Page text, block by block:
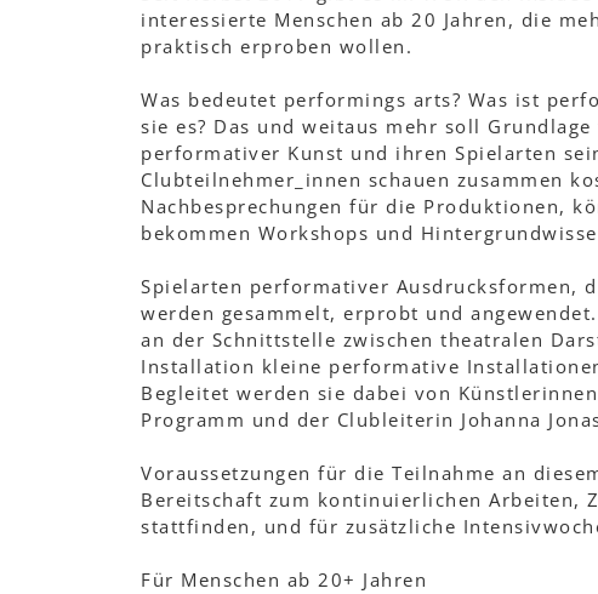
interessierte Menschen ab 20 Jahren, die
praktisch erproben wollen.
Was bedeutet performings arts? Was ist
sie es? Das und weitaus mehr soll
performativer Kunst und ihren Spielarten
Clubteilnehmer_innen schauen zusammen
Nachbesprechungen für die Produktionen,
bekommen Workshops und
Spielarten performativer Ausdrucksformen,
werden gesammelt, erprobt und
an der Schnittstelle zwischen theatralen
Installation kleine performative
Begleitet werden sie dabei von
Programm und der Clubleiterin Johanna
Voraussetzungen für die Teilnahme an
Bereitschaft zum kontinuierlichen Arbeiten,
stattfinden, und für zusätzliche
Für Menschen ab 20+ Jahren